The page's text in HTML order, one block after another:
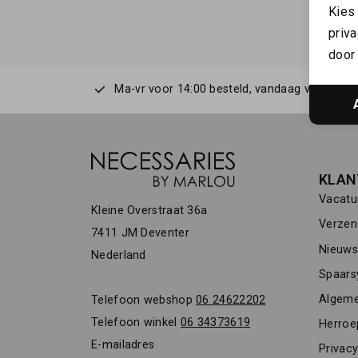
Ma-vr voor 14:00 besteld, vandaag verstuurd
Kleine Overstraat 36a
7411 JM Deventer
Nederland
Telefoon webshop06 24622202
Telefoon winkel 06 34373619
E-mailadres
Kies
door